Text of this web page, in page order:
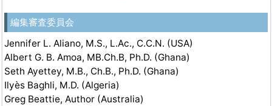
編集審査委員会
Jennifer L. Aliano, M.S., L.Ac., C.C.N. (USA)
Albert G. B. Amoa, MB.Ch.B, Ph.D. (Ghana)
Seth Ayettey, M.B., Ch.B., Ph.D. (Ghana)
Ilyès Baghli, M.D. (Algeria)
Greg Beattie, Author (Australia)